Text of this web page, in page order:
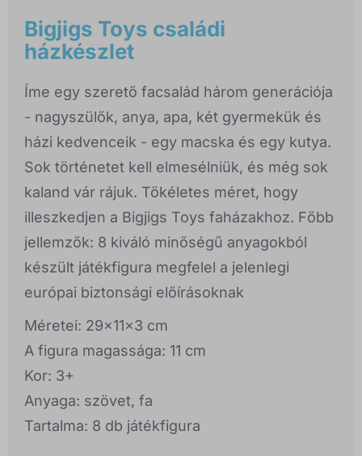
Bigjigs Toys családi
házkészlet
Íme egy szerető facsalád három generációja
- nagyszülők, anya, apa, két gyermekük és
házi kedvenceik - egy macska és egy kutya.
Sok történetet kell elmesélniük, és még sok
kaland vár rájuk. Tökéletes méret, hogy
illeszkedjen a Bigjigs Toys faházakhoz. Főbb
jellemzők: 8 kiváló minőségű anyagokból
készült játékfigura megfelel a jelenlegi
európai biztonsági előírásoknak
Méretei: 29x11x3 cm
A figura magassága: 11 cm
Kor: 3+
Anyaga: szövet, fa
Tartalma: 8 db játékfigura